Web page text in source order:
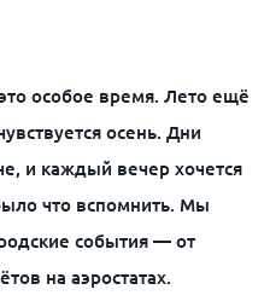
особое время. Лето ещё
осень. Дни
и каждый вечер хочется
что вспомнить. Мы
события — от
на аэростатах.